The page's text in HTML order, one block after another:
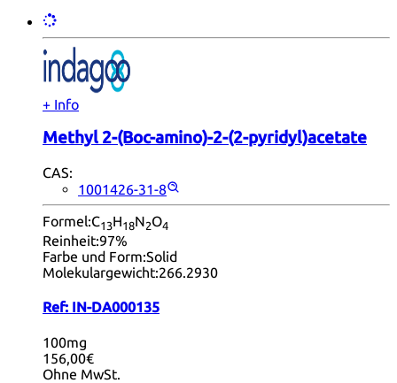
+ Info
Methyl 2-(Boc-amino)-2-(2-pyridyl)acetate
CAS:
1001426-31-8
Formel:C13H18N2O4
Reinheit:97%
Farbe und Form:Solid
Molekulargewicht:266.2930
Ref: IN-DA000135
100mg
156,00€
Ohne MwSt.